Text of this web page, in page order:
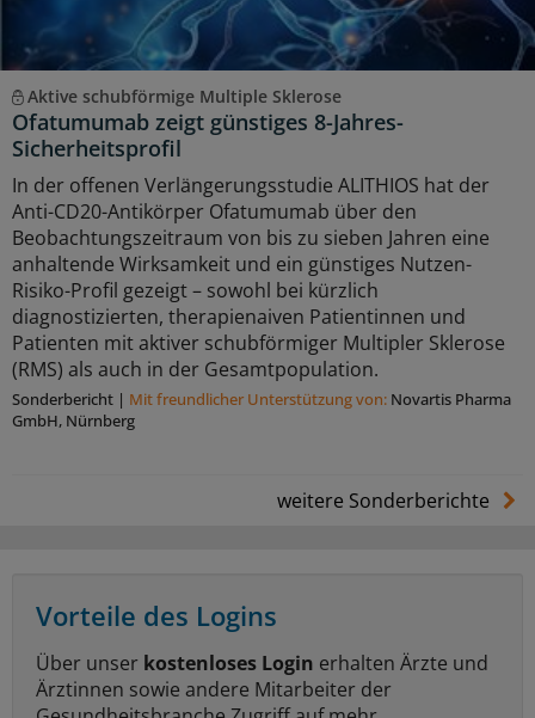
Aktive schubförmige Multiple Sklerose
Ofatumumab zeigt günstiges 8-Jahres-
Sicherheitsprofil
In der offenen Verlängerungsstudie ALITHIOS hat der
Anti-CD20-Antikörper Ofatumumab über den
Beobachtungszeitraum von bis zu sieben Jahren eine
anhaltende Wirksamkeit und ein günstiges Nutzen-
Risiko-Profil gezeigt – sowohl bei kürzlich
diagnostizierten, therapienaiven Patientinnen und
Patienten mit aktiver schubförmiger Multipler Sklerose
(RMS) als auch in der Gesamtpopulation.
Sonderbericht | Mit freundlicher Unterstützung von: Novartis Pharma
GmbH, Nürnberg
weitere Sonderberichte
Vorteile des Logins
Über unser kostenloses Login erhalten Ärzte und
Ärztinnen sowie andere Mitarbeiter der